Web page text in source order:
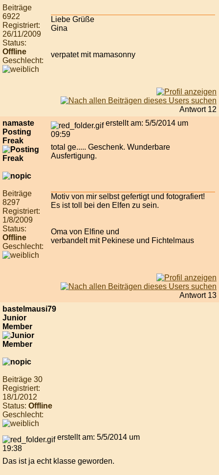
Beiträge
6922
Registriert:
26/11/2009
Status:
Offline
Geschlecht:
Liebe Grüße
Gina
verpatet mit mamasonny
Antwort 12
namaste
Posting
Freak
Beiträge
8297
Registriert:
1/8/2009
Status:
Offline
Geschlecht:
erstellt am: 5/5/2014 um
09:59
total ge..... Geschenk. Wunderbare
Ausfertigung.
Motiv von mir selbst gefertigt und fotografiert!
Es ist toll bei den Elfen zu sein.
Oma von Elfine und
verbandelt mit Pekinese und Fichtelmaus
Antwort 13
bastelmausi79
Junior
Member
Beiträge 30
Registriert:
18/1/2012
Status: Offline
Geschlecht:
erstellt am: 5/5/2014 um
19:38
Das ist ja echt klasse geworden.